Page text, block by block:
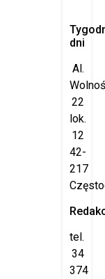
dni
Al.
22
lok.
12
42-
217
tel.
34
374